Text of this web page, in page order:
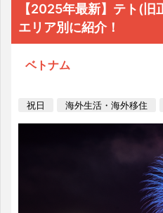
【2025年最新】テト(
エリア別に紹介！
ベトナム
祝日 海外生活・海外移住